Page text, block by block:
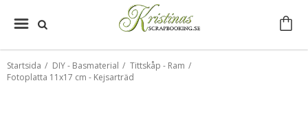
Startsida / DIY - Basmaterial / Tittskåp - Ram /
Fotoplatta 11x17 cm - Kejsarträd